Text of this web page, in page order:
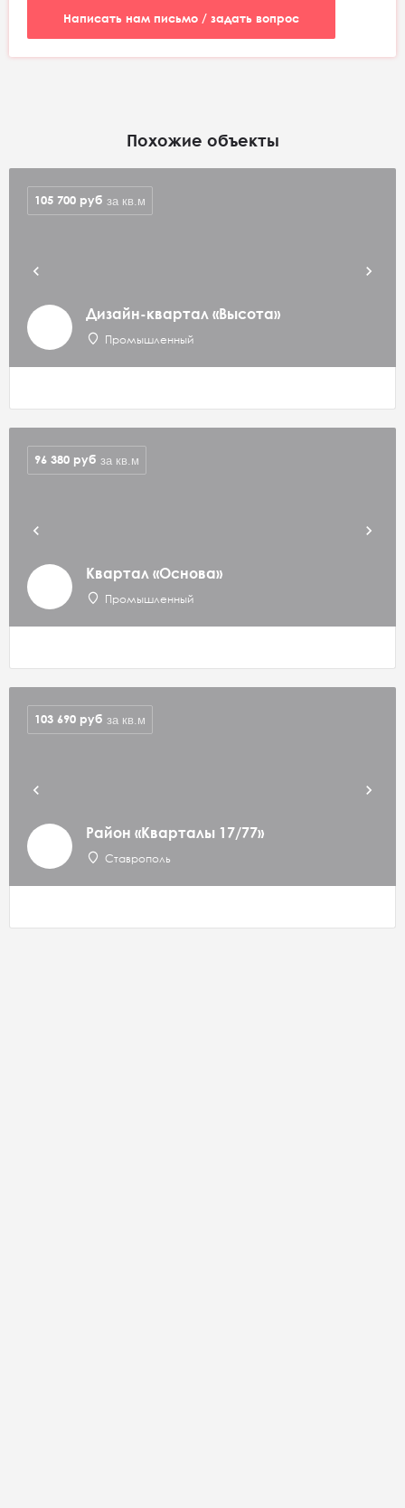
Написать нам письмо / задать вопрос
Похожие объекты
Дизайн-квартал «Высота»
Промышленный
105 700 руб за кв.м
Квартал «Основа»
Промышленный
96 380 руб за кв.м
Район «Кварталы 17/77»
Ставрополь
103 690 руб за кв.м